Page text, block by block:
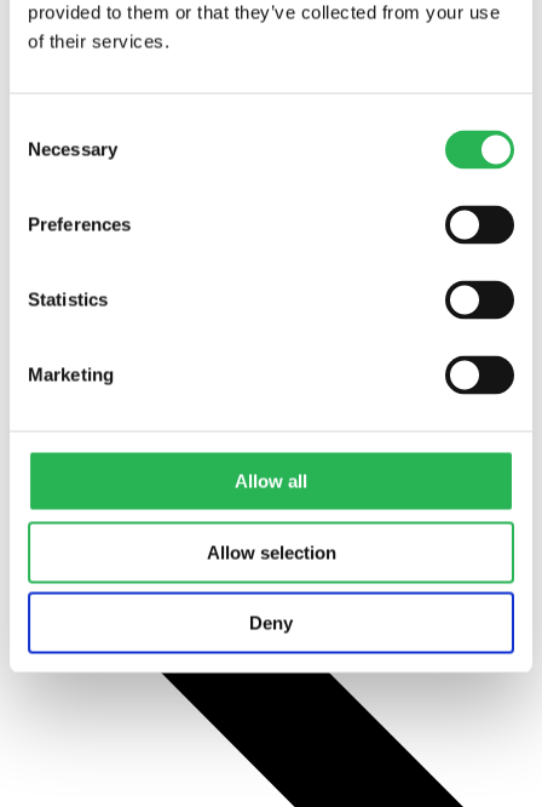
provided to them or that they’ve collected from your use
of their services.
Selection
Necessary
Preferences
Statistics
Marketing
Allow all
Allow selection
Deny
Alle projekter